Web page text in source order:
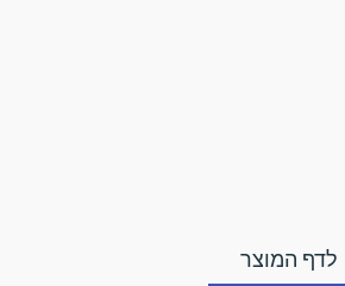
לדף המוצר